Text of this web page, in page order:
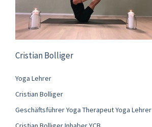
Cristian Bolliger
Yoga Lehrer
Cristian Bolliger
Geschäftsführer Yoga Therapeut Yoga Lehrer